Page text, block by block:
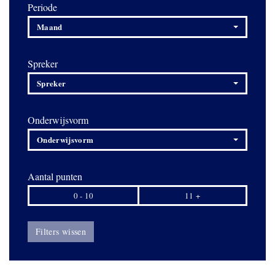
Periode
Maand
Spreker
Spreker
Onderwijsvorm
Onderwijsvorm
Aantal punten
0 - 10 11 +
Filters wissen